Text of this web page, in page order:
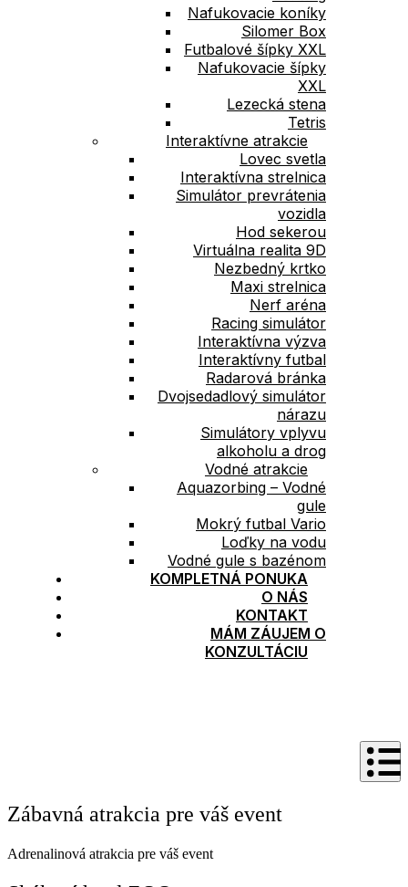
Nafukovacie koníky
Silomer Box
Futbalové šípky XXL
Nafukovacie šípky
XXL
Lezecká stena
Tetris
Interaktívne atrakcie
Lovec svetla
Interaktívna strelnica
Simulátor prevrátenia
vozidla
Hod sekerou
Virtuálna realita 9D
Nezbedný krtko
Maxi strelnica
Nerf aréna
Racing simulátor
Interaktívna výzva
Interaktívny futbal
Radarová bránka
Dvojsedadlový simulátor
nárazu
Simulátory vplyvu
alkoholu a drog
Vodné atrakcie
Aquazorbing – Vodné
gule
Mokrý futbal Vario
Loďky na vodu
Vodné gule s bazénom
KOMPLETNÁ PONUKA
O NÁS
KONTAKT
MÁM ZÁUJEM O
KONZULTÁCIU
Zábavná atrakcia pre váš event
Adrenalinová atrakcia pre váš event